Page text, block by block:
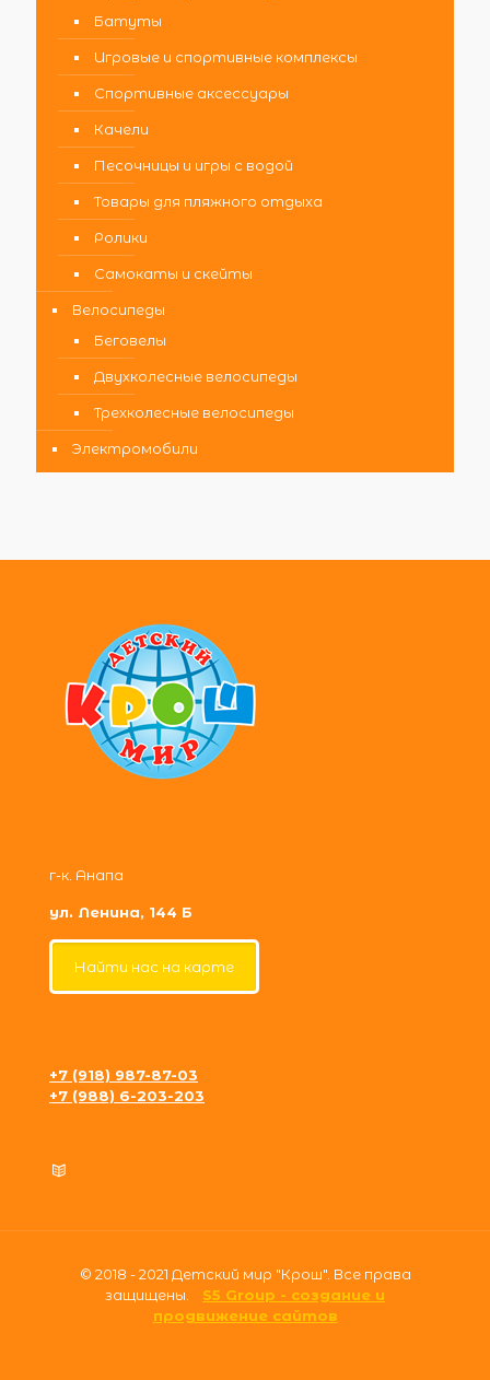
Батуты
Игровые и спортивные комплексы
Спортивные аксессуары
Качели
Песочницы и игры с водой
Товары для пляжного отдыха
Ролики
Самокаты и скейты
Велосипеды
Беговелы
Двухколесные велосипеды
Трехколесные велосипеды
Электромобили
г-к. Анапа
ул. Ленина, 144 Б
Найти нас на карте
+7 (918) 987-87-03
+7 (988) 6-203-203
© 2018 - 2021 Детский мир "Крош". Все права
защищены. S5 Group - создание и
продвижение сайтов